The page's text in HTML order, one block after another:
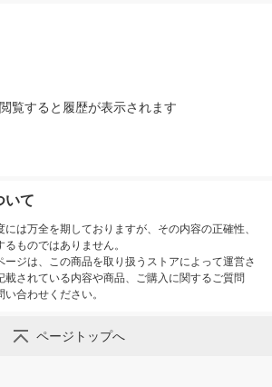
覧すると履歴が表示されます
いて
は万全を期しておりますが、その内容の正確性、
ものではありません。
ージは、この商品を取り扱うストアによって運営さ
載されている内容や商品、ご購入に関するご質問
合わせください。
ページトップへ